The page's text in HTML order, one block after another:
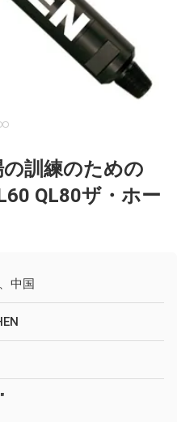
訓練のための
QL80ザ・ホー
中国